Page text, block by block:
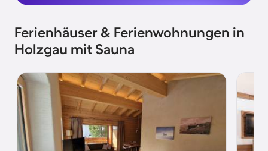
Ferienhäuser & Ferienwohnungen in
Holzgau mit Sauna